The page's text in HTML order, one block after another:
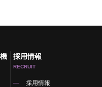
採用情報
RECRUIT
採用情報